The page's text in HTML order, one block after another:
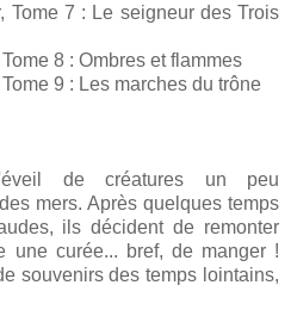
Tome 7 : Le seigneur des Trois
8 : Ombres et flammes
9 : Les marches du trône
de créatures un peu
mers. Après quelques temps
ils décident de remonter
une curée... bref, de manger !
souvenirs des temps lointains,